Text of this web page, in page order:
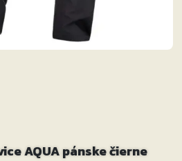
AQUA pánske čierne